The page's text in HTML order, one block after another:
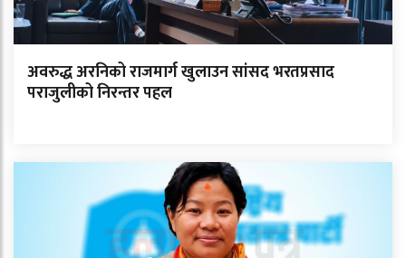
अवरुद्ध अरनिको राजमार्ग खुलाउन सांसद भरतप्रसाद
पराजुलीको निरन्तर पहल